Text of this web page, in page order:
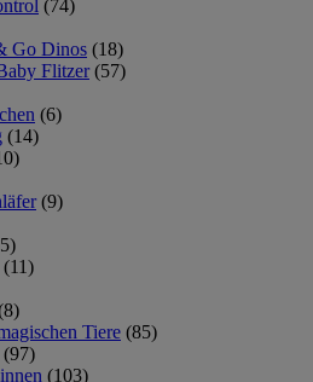
(74)
Go Dinos (18)
Flitzer (57)
(6)
(14)
(9)
(11)
Tiere (85)
(97)
(103)